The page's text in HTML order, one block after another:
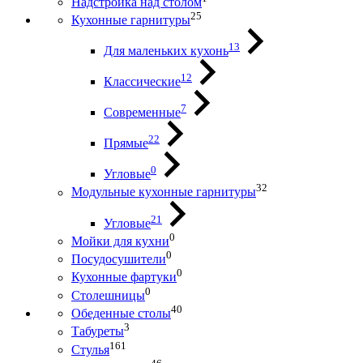
Кухонные гарнитуры25
Для маленьких кухонь13
Классические12
Современные7
Прямые22
Угловые0
Модульные кухонные гарнитуры32
Угловые21
Мойки для кухни0
Посудосушители0
Кухонные фартуки0
Столешницы0
Обеденные столы40
Табуреты3
Стулья161